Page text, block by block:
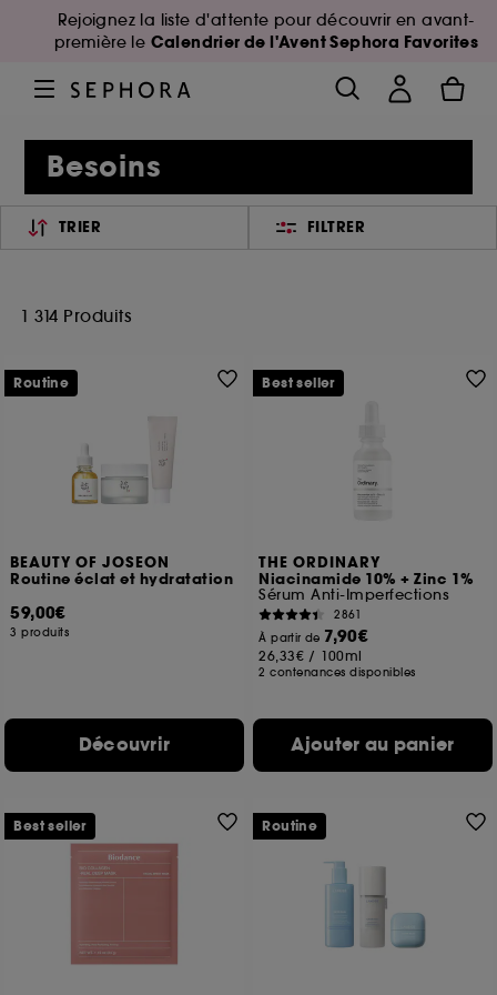
Rejoignez la liste d'attente pour découvrir en avant-
première le Calendrier de l'Avent Sephora Favorites
Besoins
TRIER FILTRER
1 314 Produits
BEAUTY OF JOSEON
Routine éclat et hydratation
59,00€
3 produits
Découvrir
Routine
THE ORDINARY
Niacinamide 10% + Zinc 1%
Sérum Anti-Imperfections
2861
À partir de 7,90€
26,33€ / 100ml
2 contenances disponibles
Ajouter au panier
Best seller
Best seller Routine